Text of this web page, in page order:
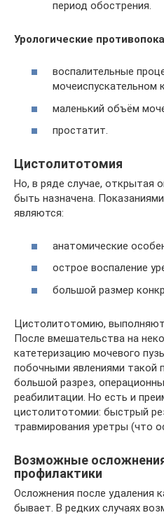
период обострения.
Урологические
воспалительные
мочеиспускательном
маленький объём
простатит.
Цистолитотомия
Но, в ряде случае, открытая
быть назначена.
являются:
анатомические
острое воспаление
большой размер
Цистолитотомию,
После вмешательства на
катетеризацию мочевого
побочными явлениями такой
большой разрез,
реабилитации. Но есть и
цистолитотомии: быстрый
травмирования уретры (что
Возможные
профилактики
Осложнения после удаления
бывает. В редких случаях